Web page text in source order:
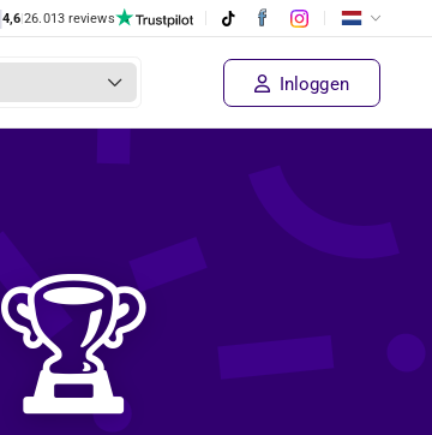
4,6|26.013 reviews
Inloggen
🏆